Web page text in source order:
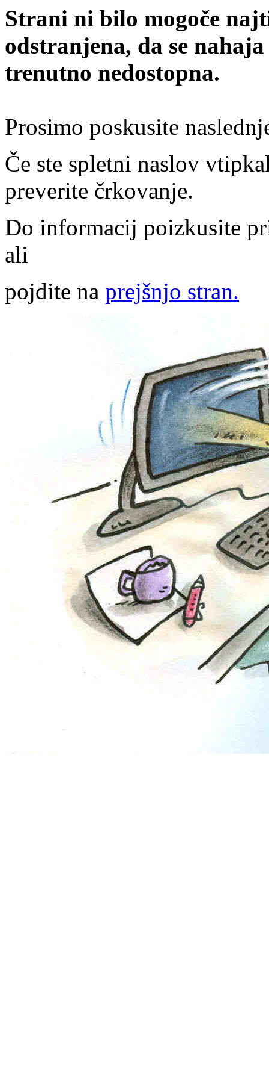
Strani ni bilo mogoče
odstranjena, da se
trenutno nedostopna.
Prosimo poskusite
Če ste spletni naslov
preverite črkovanje.
Do informacij poizkusite
ali
pojdite na prejšnjo stran.